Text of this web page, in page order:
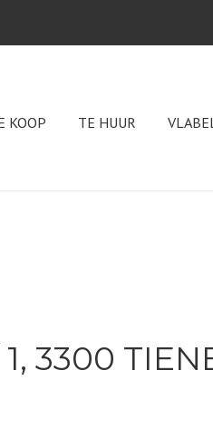
KOOP TE HUUR
3300